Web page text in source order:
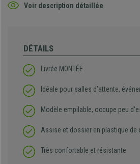
Voir description détaillée
DÉTAILS
Livrée MONTÉE
Idéale pour salles d’attente,
Modèle empilable, occupe peu
Assise et dossier en plastique de
Très confortable et résistante